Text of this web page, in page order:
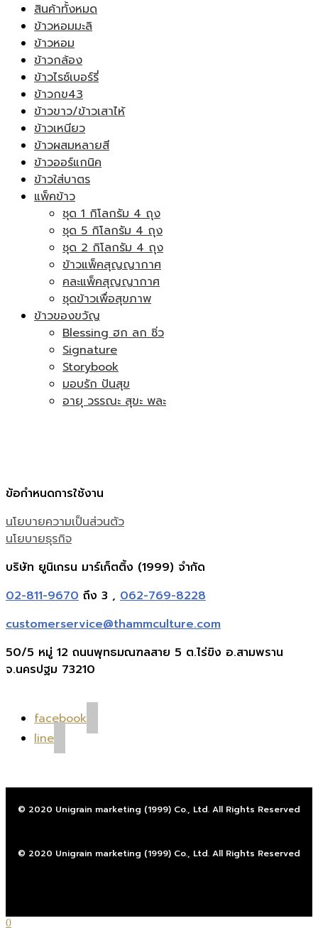
สินค้าทั้งหมด
ข้าวหอมมะลิ
ข้าวหอม
ข้าวกล้อง
ข้าวไรซ์เบอร์รี่
ข้าวกข43
ข้าวขาว/ข้าวเสาไห้
ข้าวเหนียว
ข้าวผสมหลายสี
ข้าวออร์แกนิค
ข้าวใส่บาตร
แพ็คข้าว
ชุด 1 กิโลกรัม 4 ถุง
ชุด 5 กิโลกรัม 4 ถุง
ชุด 2 กิโลกรัม 4 ถุง
ข้าวแพ็คสุญญากาศ
คละแพ็คสุญญากาศ
ชุดข้าวเพื่อสุขภาพ
ข้าวของขวัญ
Blessing ฮก ลก ซิ่ว
Signature
Storybook
มอบรัก ปันสุข
อายุ วรรณะ สุขะ พละ
ข้อกำหนดการใช้งาน
นโยบายความเป็นส่วนตัว
นโยบายธุรกิจ
บริษัท ยูนิเกรน มาร์เก็ตติ้ง (1999) จำกัด
02-811-9670 ถึง 3 , 062-769-8228
customerservice@thammculture.com
50/5 หมู่ 12 ถนนพุทธมณฑลสาย 5 ต.ไร่ขิง อ.สามพราน
จ.นครปฐม 73210
facebook
line
© 2020 Unigrain marketing (1999) Co., Ltd. All Rights Reserved
© 2020 Unigrain marketing (1999) Co., Ltd. All Rights Reserved
0